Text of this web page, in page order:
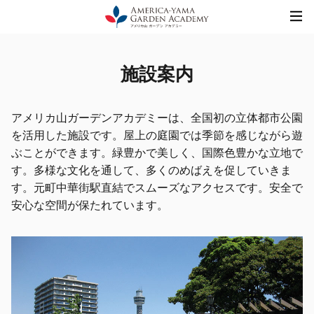
施設案内
アメリカ山ガーデンアカデミーは、全国初の立体都市公園
を活用した施設です。屋上の庭園では季節を感じながら遊
ぶことができます。緑豊かで美しく、国際色豊かな立地で
す。多様な文化を通して、多くのめばえを促していきま
す。元町中華街駅直結でスムーズなアクセスです。安全で
安心な空間が保たれています。